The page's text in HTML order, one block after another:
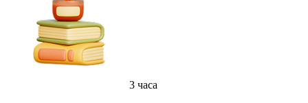
3 часа